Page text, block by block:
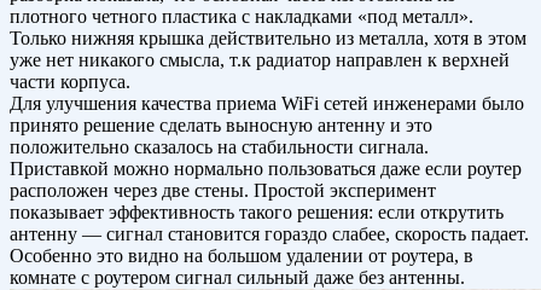
плотного четного пластика с накладками «под металл».
Только нижняя крышка действительно из металла, хотя в этом
уже нет никакого смысла, т.к радиатор направлен к верхней
части корпуса.
Для улучшения качества приема WiFi сетей инженерами было
принято решение сделать выносную антенну и это
положительно сказалось на стабильности сигнала.
Приставкой можно нормально пользоваться даже если роутер
расположен через две стены. Простой эксперимент
показывает эффективность такого решения: если открутить
антенну — сигнал становится гораздо слабее, скорость падает.
Особенно это видно на большом удалении от роутера, в
комнате с роутером сигнал сильный даже без антенны.